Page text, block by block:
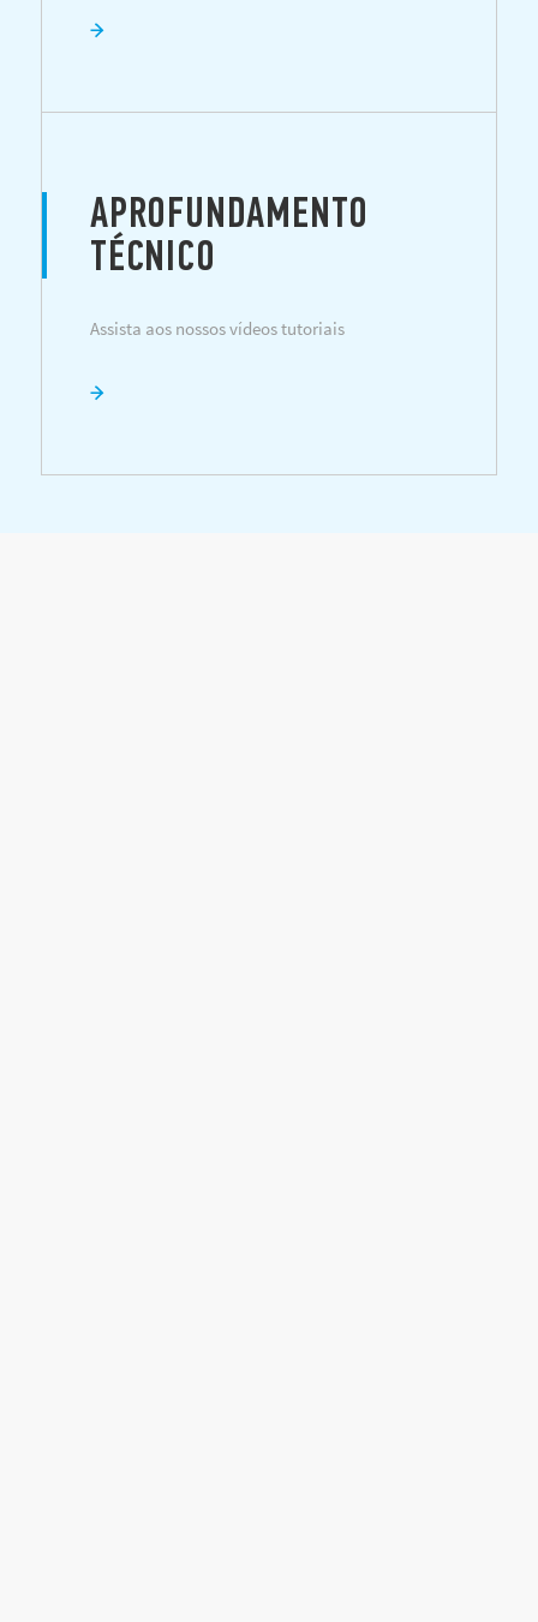
APROFUNDAMENTO
TÉCNICO
Assista aos nossos vídeos tutoriais